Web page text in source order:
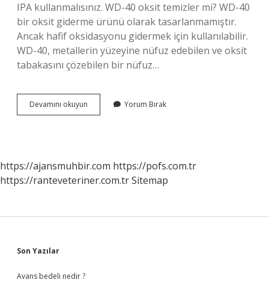
IPA kullanmalısınız. WD-40 oksit temizler mi? WD-40
bir oksit giderme ürünü olarak tasarlanmamıştır.
Ancak hafif oksidasyonu gidermek için kullanılabilir.
WD-40, metallerin yüzeyine nüfuz edebilen ve oksit
tabakasını çözebilen bir nüfuz…
Devamını okuyun Oksitlenmiş
Elektronik
Yorum Bırak
https://ajansmuhbir.com https://pofs.com.tr
https://ranteveteriner.com.trSitemap
Sidebar
Son Yazılar
Avans bedeli nedir ?